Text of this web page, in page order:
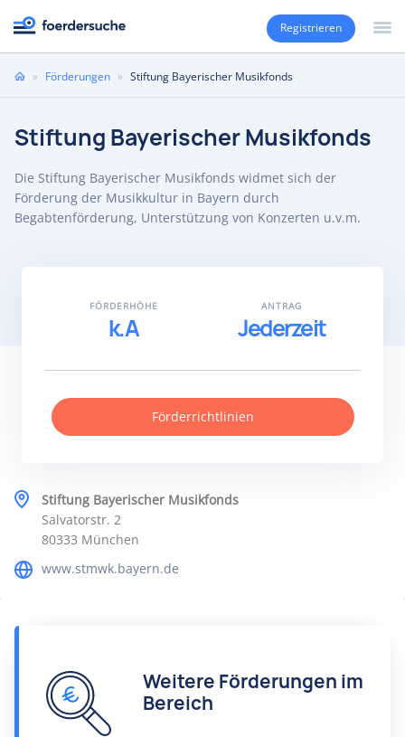
Registrieren
Sie» Förderungen » Stiftung Bayerischer Musikfonds
Stiftung Bayerischer Musikfonds
Die Stiftung Bayerischer Musikfonds widmet sich der
Förderung der Musikkultur in Bayern durch
Begabtenförderung, Unterstützung von Konzerten u.v.m.
Stiftung Bayerischer Musikfonds
Salvatorstr. 2
80333 München
www.stmwk.bayern.de
FÖRDERHÖHE
k.A
ANTRAG
Jederzeit
Förderrichtlinien
Weitere Förderungen im
Bereich